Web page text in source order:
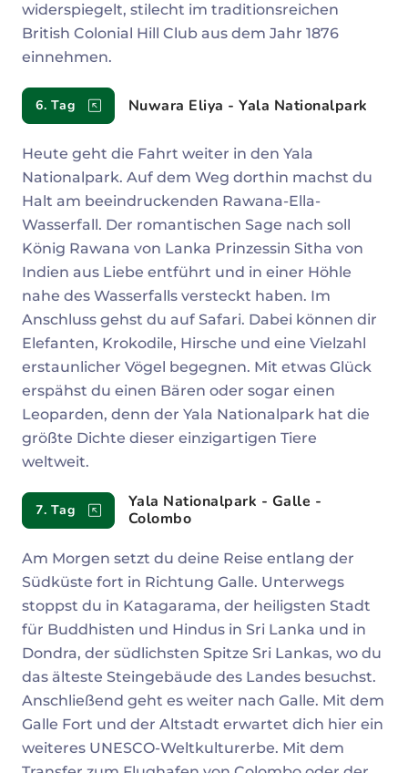
widerspiegelt, stilecht im traditionsreichen
British Colonial Hill Club aus dem Jahr 1876
einnehmen.
6. Tag Nuwara Eliya - Yala Nationalpark
Heute geht die Fahrt weiter in den Yala
Nationalpark. Auf dem Weg dorthin machst du
Halt am beeindruckenden Rawana-Ella-
Wasserfall. Der romantischen Sage nach soll
König Rawana von Lanka Prinzessin Sitha von
Indien aus Liebe entführt und in einer Höhle
nahe des Wasserfalls versteckt haben. Im
Anschluss gehst du auf Safari. Dabei können dir
Elefanten, Krokodile, Hirsche und eine Vielzahl
erstaunlicher Vögel begegnen. Mit etwas Glück
erspähst du einen Bären oder sogar einen
Leoparden, denn der Yala Nationalpark hat die
größte Dichte dieser einzigartigen Tiere
weltweit.
7. Tag
Yala Nationalpark - Galle -
Colombo
Am Morgen setzt du deine Reise entlang der
Südküste fort in Richtung Galle. Unterwegs
stoppst du in Katagarama, der heiligsten Stadt
für Buddhisten und Hindus in Sri Lanka und in
Dondra, der südlichsten Spitze Sri Lankas, wo du
das älteste Steingebäude des Landes besuchst.
Anschließend geht es weiter nach Galle. Mit dem
Galle Fort und der Altstadt erwartet dich hier ein
weiteres UNESCO-Weltkulturerbe. Mit dem